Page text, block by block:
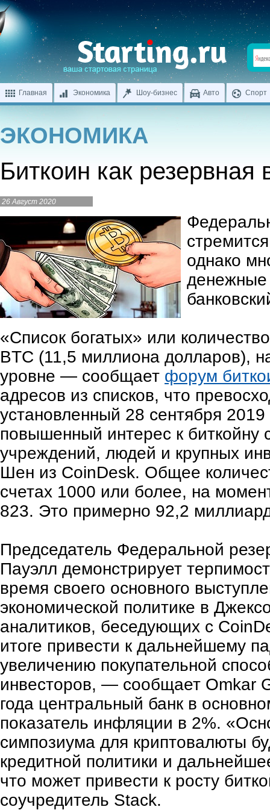
Главная Экономика Шоу-бизнес Авто Спорт
ЭКОНОМИКА
Биткоин как резервная
26 Август 2020
однако
денежные
«Список богатых» или
BTC (11,5 миллиона долларов),
уровне — сообщает форум
адресов из списков, что
установленный 28 сентября
повышенный интерес к
учреждений, людей и крупных
Шен из CoinDesk. Общее
счетах 1000 или более, на
823. Это примерно 92,2
Председатель Федеральной
Пауэлл демонстрирует
время своего основного
экономической политике в
аналитиков, беседующих с
итоге привести к дальнейшему
увеличению покупательной
инвесторов, — сообщает Omkar
года центральный банк в
показатель инфляции в 2%.
симпозиума для криптовалюты
кредитной политики и
что может привести к росту
соучредитель Stack.